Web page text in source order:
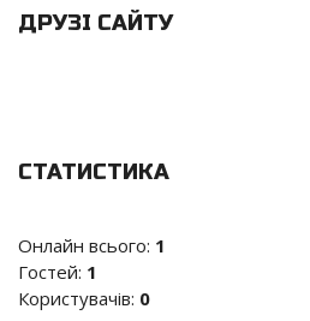
ДРУЗІ САЙТУ
СТАТИСТИКА
Онлайн всього: 1
Гостей: 1
Користувачів: 0